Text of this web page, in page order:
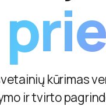
kūrimas
ir tvirto